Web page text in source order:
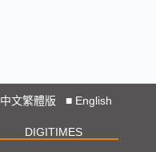
中文繁體版 ■ English
DIGITIMES